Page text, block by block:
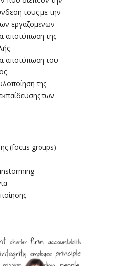
τους με την
εργαζομένων
αποτύπωση της
αποτύπωση του
της
των
(focus groups)